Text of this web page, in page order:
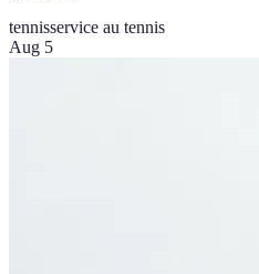
tennisservice au tennis
Aug 5